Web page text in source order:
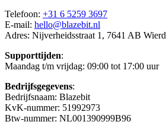
Telefoon: +31 6 5259 3697
E-mail: hello@blazebit.nl
Adres: Nijverheidsstraat 1, 7641 AB
Supporttijden:
Maandag t/m vrijdag: 09:00 tot 17:00 uur
Bedrijfsgegevens:
Bedrijfsnaam: Blazebit
KvK-nummer: 51992973
Btw-nummer: NL001390999B96